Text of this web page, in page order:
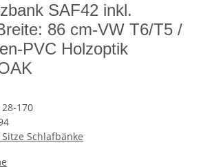
SAF42 inkl.
86 cm-VW T6/T5 /
PVC Holzoptik
170
Schlafbänke